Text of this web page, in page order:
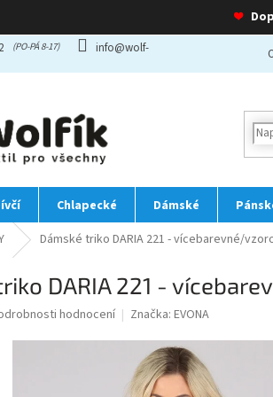
❤
info@wolf-
Chlapecké Dámské
Dámské triko DARIA 221 - vícebarevné/
DARIA 221 -
hodnocení Značka: EVONA